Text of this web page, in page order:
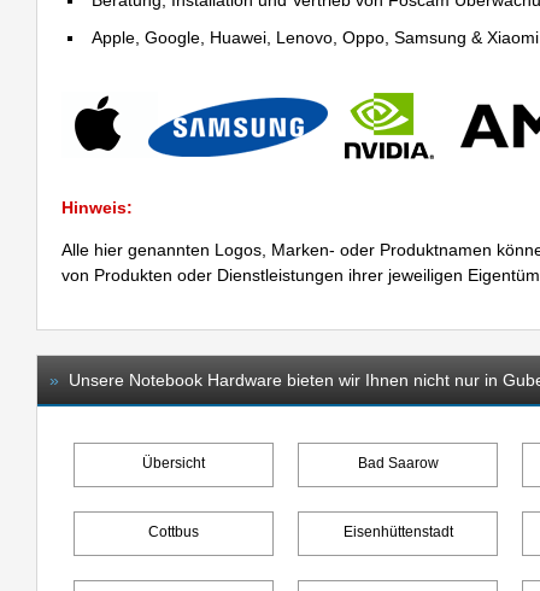
Apple, Google, Huawei, Lenovo, Oppo, Samsung &
Hinweis:
Alle hier genannten Logos, Marken- oder Produktnamen
von Produkten oder Dienstleistungen ihrer jeweiligen
» Unsere Notebook Hardware bieten wir Ihnen nicht nur in
Übersicht Bad Saarow
Cottbus Eisenhüttenstadt